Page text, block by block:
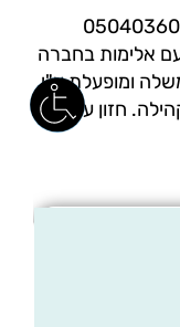
ביישוב גדי מנהיים 0504036035
אלימות בחברה
ומופעלת ע"י
חזון על"א